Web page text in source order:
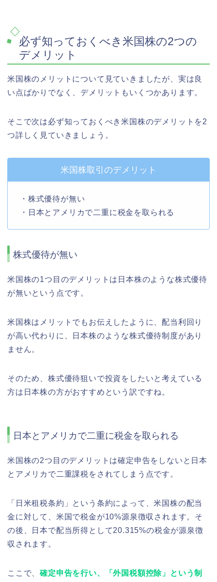
必ず知っておくべき米国株の2つの
デメリット
米国株のメリットについて見ていきましたが、実は良
い点ばかりでなく、デメリットもいくつかあります。
そこで次は必ず知っておくべき米国株のデメリットを2
つ詳しく見ていきましょう。
米国株取引のデメリット
・株式優待が無い
・日本とアメリカで二重に税金を取られる
株式優待が無い
米国株の1つ目のデメリットは日本株のような株式優待
が無いという点です。
米国株はメリットでもお伝えしたように、配当利回り
が高い代わりに、日本株のような株式優待制度があり
ません。
そのため、株式優待狙いで投資をしたいと考えている
方は日本株の方がおすすめという訳ですね。
日本とアメリカで二重に税金を取られる
米国株の2つ目のデメリットは確定申告をしないと日本
とアメリカで二重課税をされてしまう点です。
「日米租税条約」という条約によって、米国株の配当
金に対して、米国で税金が10%源泉徴収されます。そ
の後、日本で配当所得として20.315%の税金が源泉徴
収されます。
ここで、確定申告を行い、「外国税額控除」という制